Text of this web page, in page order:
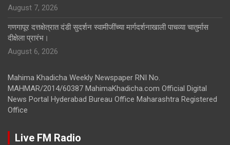
August 7, 2026
गणगापूर दत्तक्षेत्रात दंडी सुदर्शन स्वामीजींच्या मार्गदर्शनाखाली पाचव्या चातुर्मास
दीक्षेला प्रारंभ।
August 6, 2026
Mahima Khadicha Weekly Newspaper RNI No.
MAHMAR/2014/60387 MahimaKhadicha.com Official Digital
News Portal Hyderabad Bureau Office Maharashtra Registered
Office
Live FM Radio